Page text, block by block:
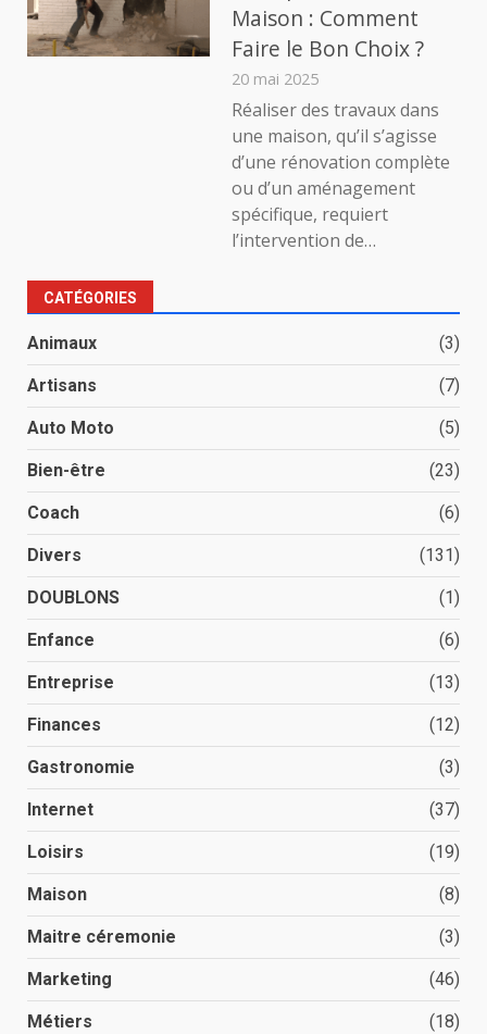
Maison : Comment
Faire le Bon Choix ?
20 mai 2025
Réaliser des travaux dans
une maison, qu’il s’agisse
d’une rénovation complète
ou d’un aménagement
spécifique, requiert
l’intervention de…
CATÉGORIES
Animaux (3)
Artisans (7)
Auto Moto (5)
Bien-être (23)
Coach (6)
Divers (131)
DOUBLONS (1)
Enfance (6)
Entreprise (13)
Finances (12)
Gastronomie (3)
Internet (37)
Loisirs (19)
Maison (8)
Maitre céremonie (3)
Marketing (46)
Métiers (18)